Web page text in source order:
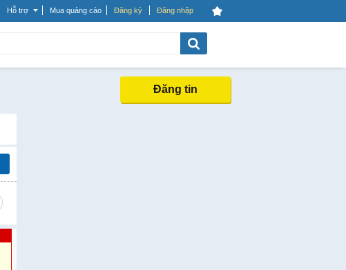
Hỗ trợ Mua quảng cáo Đăng ký Đăng nhập
Đăng tin